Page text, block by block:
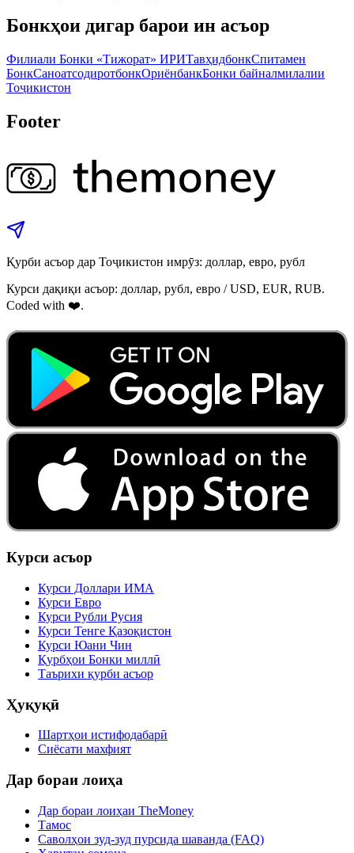
Бонкҳои дигар барои ин асъор
Филиали Бонки «Тижорат» ИРИТавҳидбонкСпитамен
БонкСаноатсодиротбонкОриёнбанкБонки байналмилалии
Тоҷикистон
Footer
Қурби асъор дар Тоҷикистон имрӯз: доллар, евро, рубл
Курси дақиқи асъор: доллар, рубл, евро / USD, EUR, RUB.
Coded with ❤️.
Курси асъор
Курси Доллари ИМА
Курси Евро
Курси Рубли Русия
Курси Тенге Қазоқистон
Курси Юани Чин
Қурбҳои Бонки миллӣ
Таърихи қурби асъор
Ҳуқуқӣ
Шартҳои истифодабарӣ
Сиёсати махфият
Дар бораи лоиҳа
Дар бораи лоиҳаи TheMoney
Тамос
Саволҳои зуд-зуд пурсида шаванда (FAQ)